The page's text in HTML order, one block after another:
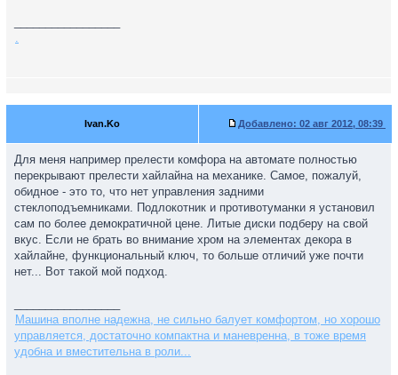
.
Ivan.Ko Добавлено: 02 авг 2012, 08:39
Для меня например прелести комфора на автомате полностью
перекрывают прелести хайлайна на механике. Самое, пожалуй,
обидное - это то, что нет управления задними
стеклоподъемниками. Подлокотник и противотуманки я установил
сам по более демократичной цене. Литые диски подберу на свой
вкус. Если не брать во внимание хром на элементах декора в
хайлайне, функциональный ключ, то больше отличий уже почти
нет... Вот такой мой подход.
Машина вполне надежна, не сильно балует комфортом, но хорошо
управляется, достаточно компактна и маневренна, в тоже время
удобна и вместительна в роли...